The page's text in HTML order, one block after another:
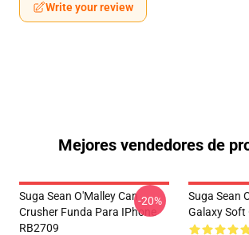
Write your review
Mejores vendedores de
Suga Sean O'Malley Can
Crusher Funda Para IPhone
RB2709
-20%
Suga Sean
Galaxy Soft